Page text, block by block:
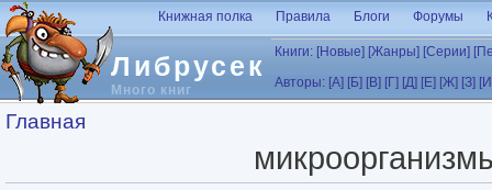
Перейти к основному содержанию
Либрусек
Много книг
Книжная полка Правила Блоги Форумы
Книги: [Новые] [Жанры] [Серии]
Авторы: [А] [Б] [В] [Г] [Д] [Е] [Ж] [З]
Вы здесь
Главная